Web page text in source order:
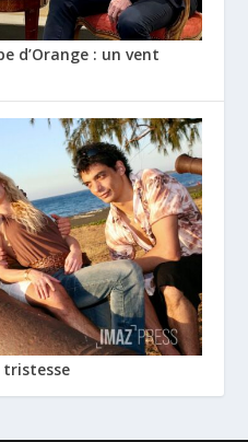
d’Orange : un vent
tristesse